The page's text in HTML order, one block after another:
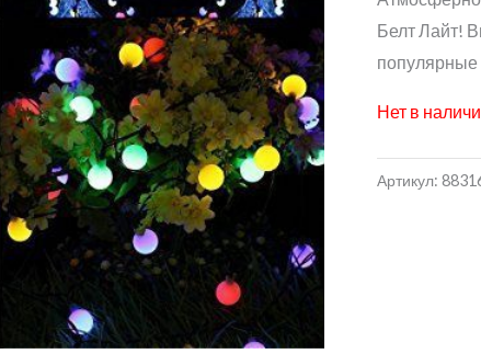
Белт Лайт!
популярные
Нет в
Артикул: